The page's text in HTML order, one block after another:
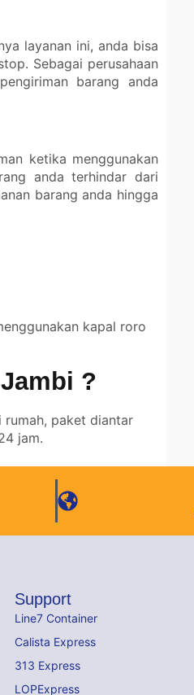
layanan ini, anda bisa
Sebagai perusahaan
barang anda
ketika menggunakan
anda terhindar dari
barang anda hingga
kapal roro
?
rumah, paket diantar
jam.
Support
Line7 Container
Calista Express
313 Express
LOPExpress